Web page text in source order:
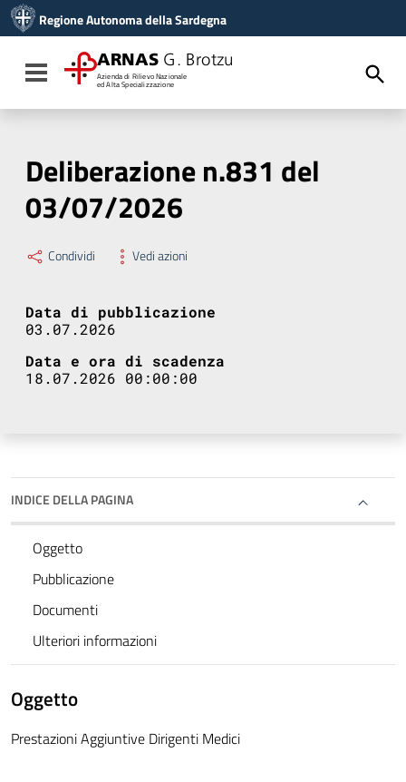
Vai al menu di navigazione
Vai al footer
Regione Autonoma della Sardegna
Toggle navigation
ARNAS G. Brotzu
Azienda di Rilievo Nazionale
ed Alta Specializzazione
Deliberazione n.831 del
03/07/2026
Condividi Vedi azioni
Data di pubblicazione
03.07.2026
Data e ora di scadenza
18.07.2026 00:00:00
INDICE DELLA PAGINA
Oggetto
Pubblicazione
Documenti
Ulteriori informazioni
Oggetto
Prestazioni Aggiuntive Dirigenti Medici